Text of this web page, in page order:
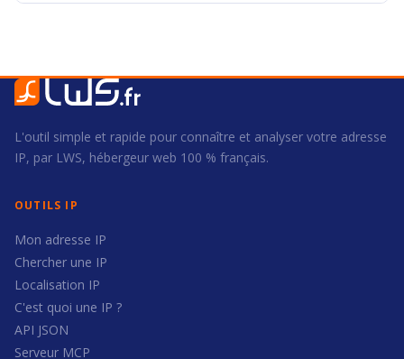
L'outil simple et rapide pour connaître et analyser votre adresse
IP, par LWS, hébergeur web 100 % français.
OUTILS IP
Mon adresse IP
Chercher une IP
Localisation IP
C'est quoi une IP ?
API JSON
Serveur MCP